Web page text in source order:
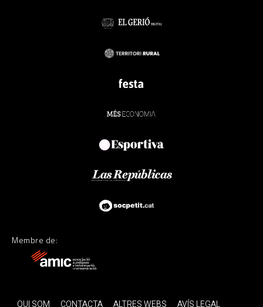
Membre de:
QUI SOM CONTACTA ALTRES WEBS AVÍS LEGAL